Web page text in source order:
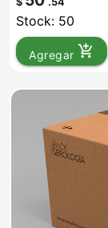
Stock: 50
Agregar add_shopping_cart